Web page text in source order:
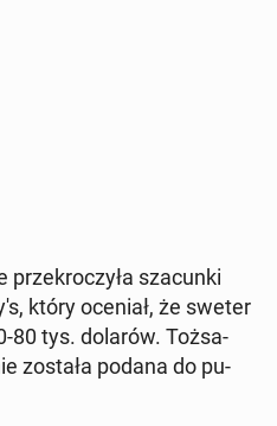
prze­kro­czy­ła sza­cun­ki
który oceniał, że sweter
80 tys. dolarów. Toż­sa­
została podana do pu­